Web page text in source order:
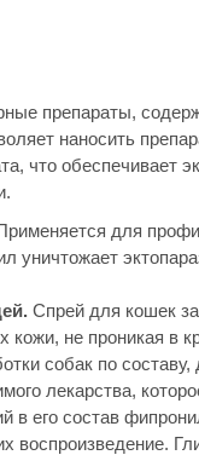
препараты,
наносить
что обеспечивает
для
уничтожает
Спрей для кошек
кожи, не проникая в
собак по
лекарства,
в его состав
воспроизведение.